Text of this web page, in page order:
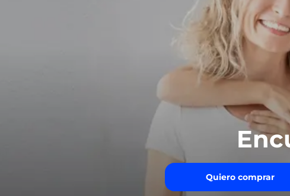
Quiero comprar